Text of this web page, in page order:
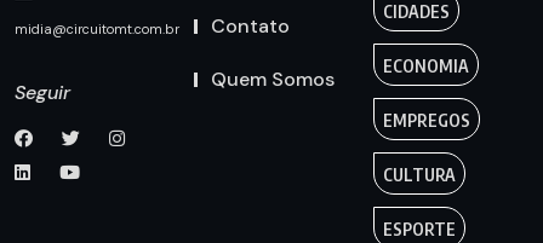
midia@circuitomt.com.br
Seguir
Contato
Quem Somos
CIDADES
ECONOMIA
EMPREGOS
CULTURA
ESPORTE